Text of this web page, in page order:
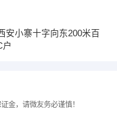
安小寨十字向东200米百
户
金，请微友务必谨慎！